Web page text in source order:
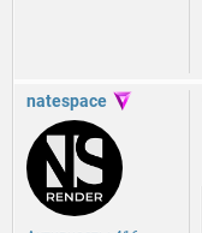
natespace